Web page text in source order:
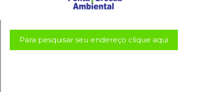
Para pesquisar seu endereço clique aqui